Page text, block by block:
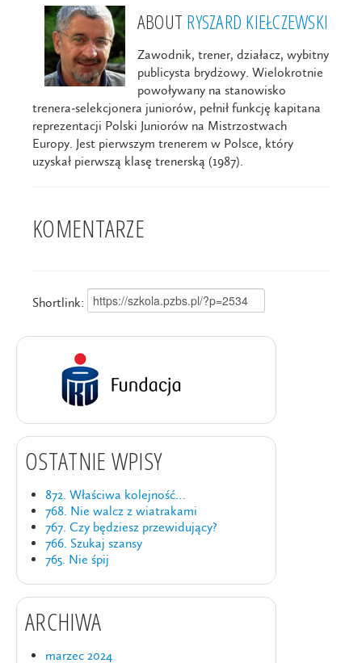
ABOUT RYSZARD KIEŁCZEWSKI
Zawodnik, trener, działacz, wybitny
publicysta brydżowy. Wielokrotnie
powoływany na stanowisko
trenera-selekcjonera juniorów, pełnił funkcję kapitana
reprezentacji Polski Juniorów na Mistrzostwach
Europy. Jest pierwszym trenerem w Polsce, który
uzyskał pierwszą klasę trenerską (1987).
KOMENTARZE
Shortlink:
OSTATNIE WPISY
872. Właściwa kolejność…
768. Nie walcz z wiatrakami
767. Czy będziesz przewidujący?
766. Szukaj szansy
765. Nie śpij
ARCHIWA
marzec 2024